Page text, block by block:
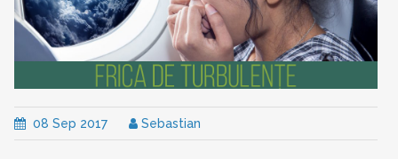
08 Sep 2017 Sebastian